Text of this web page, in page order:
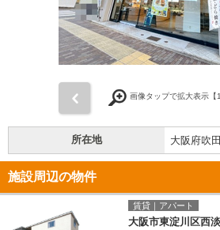
画像タップで拡大表示【1
所在地 大阪府吹
施設周辺の物件
賃貸｜アパート
大阪市東淀川区西